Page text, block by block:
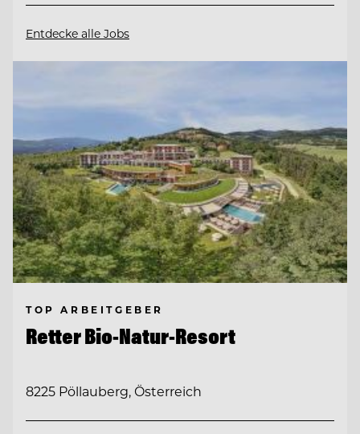
Entdecke alle Jobs
TOP ARBEITGEBER
Retter Bio-Natur-Resort
8225 Pöllauberg, Österreich